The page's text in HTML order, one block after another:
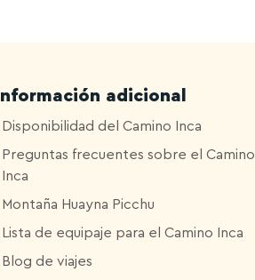
Información adicional
Disponibilidad del Camino Inca
Preguntas frecuentes sobre el Camino
Inca
Montaña Huayna Picchu
Lista de equipaje para el Camino Inca
Blog de viajes